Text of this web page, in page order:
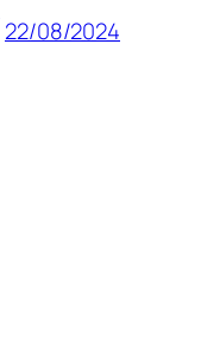
22/08/2024